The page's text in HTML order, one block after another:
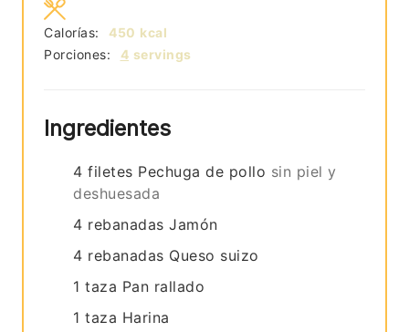
Porciones: 4 servings
Calorías: 450 kcal
Ingredientes
4 filetes Pechuga de pollo sin piel y
deshuesada
4 rebanadas Jamón
4 rebanadas Queso suizo
1 taza Pan rallado
1 taza Harina